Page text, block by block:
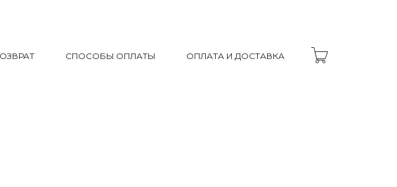
СПОСОБЫ ОПЛАТЫ ОПЛАТА И ДОСТАВКА